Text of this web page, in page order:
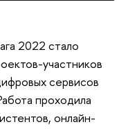
2022 стало
участников
сервисов
проходила
онлайн-